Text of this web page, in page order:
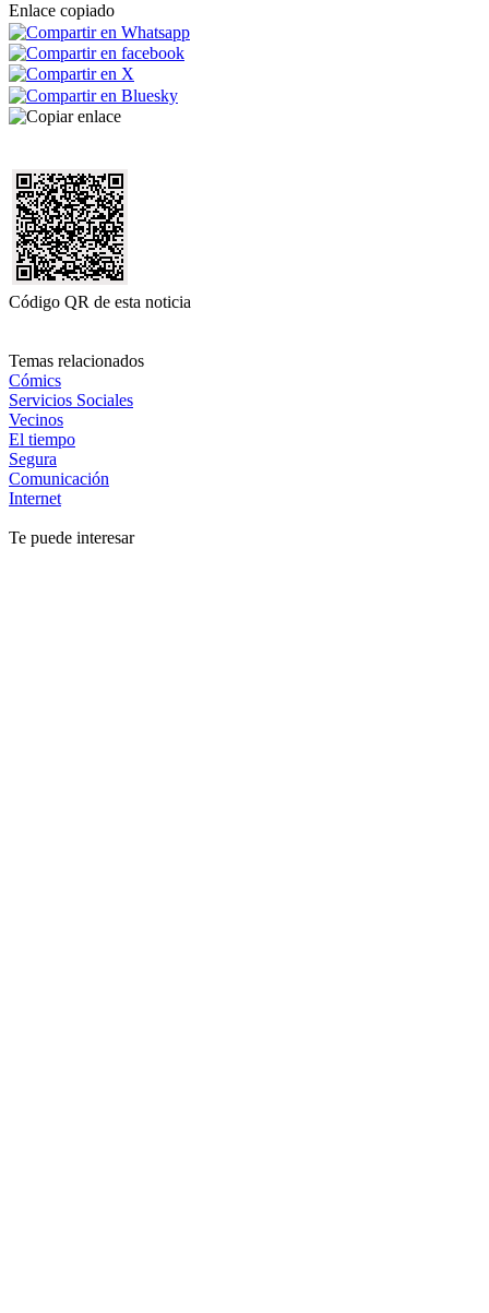
Enlace copiado
Código QR de esta noticia
Temas relacionados
Cómics
Servicios Sociales
Vecinos
El tiempo
Segura
Comunicación
Internet
Te puede interesar